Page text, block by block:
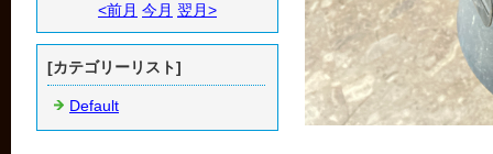
<前月 今月 翌月>
[カテゴリーリスト]
Default